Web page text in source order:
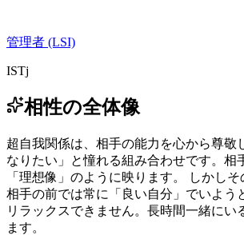
管理者 (LSI)
ISTj
相性の全体像
超 自我関係は 相手の能力 を心から尊敬
な り たい 」 と憧れる組み合わせです。 相
「 理想像 」 のよ う に映 り ま す。 しかしそ
相手の前では常に 「 良 い自分 」 でいよ う
リ ラ ッ ク スでき ま せん。 長時間一緒にい
ま す。